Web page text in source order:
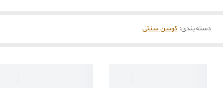
دسته‌بندی: کوسن سنتی